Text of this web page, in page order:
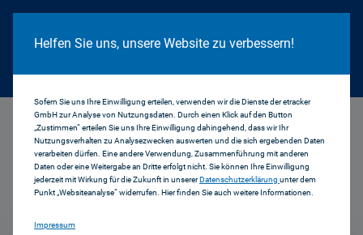
Cookie Hinweis
Helfen Sie uns, unsere Website zu verbessern!
Sofern Sie uns Ihre Einwilligung erteilen, verwenden wir die Dienste der etracker
GmbH zur Analyse von Nutzungsdaten. Durch einen Klick auf den Button
„Zustimmen“ erteilen Sie uns Ihre Einwilligung dahingehend, dass wir Ihr
Nutzungsverhalten zu Analysezwecken auswerten und die sich ergebenden Daten
verarbeiten dürfen. Eine andere Verwendung, Zusammenführung mit anderen
Daten oder eine Weitergabe an Dritte erfolgt nicht. Sie können Ihre Einwilligung
jederzeit mit Wirkung für die Zukunft in unsererDatenschutzerklärung unter dem
Punkt „Websiteanalyse“ widerrufen. Hier finden Sie auch weitere Informationen.
Impressum
2015
Pressemitteilungen